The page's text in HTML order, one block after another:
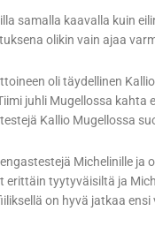
samalla kaavalla kuin
olikin vain ajaa
oli täydellinen
juhli Mugellossa
Kallio Mugellossa
Michelinille ja
tyytyväisiltä ja
on hyvä jatkaa